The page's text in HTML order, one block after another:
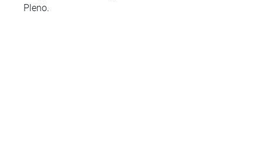
Pleno.